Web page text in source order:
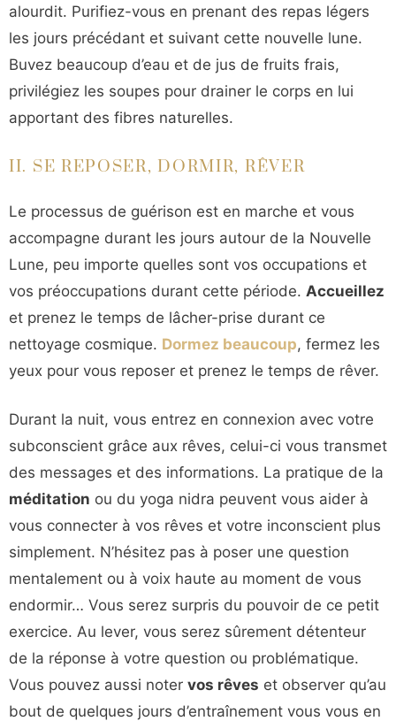
alourdit. Purifiez-vous en prenant des repas légers
les jours précédant et suivant cette nouvelle lune.
Buvez beaucoup d’eau et de jus de fruits frais,
privilégiez les soupes pour drainer le corps en lui
apportant des fibres naturelles.
II. SE REPOSER, DORMIR, RÊVER
Le processus de guérison est en marche et vous
accompagne durant les jours autour de la Nouvelle
Lune, peu importe quelles sont vos occupations et
vos préoccupations durant cette période. Accueillez
et prenez le temps de lâcher-prise durant ce
nettoyage cosmique. Dormez beaucoup, fermez les
yeux pour vous reposer et prenez le temps de rêver.
Durant la nuit, vous entrez en connexion avec votre
subconscient grâce aux rêves, celui-ci vous transmet
des messages et des informations. La pratique de la
méditation ou du yoga nidra peuvent vous aider à
vous connecter à vos rêves et votre inconscient plus
simplement. N’hésitez pas à poser une question
mentalement ou à voix haute au moment de vous
endormir… Vous serez surpris du pouvoir de ce petit
exercice. Au lever, vous serez sûrement détenteur
de la réponse à votre question ou problématique.
Vous pouvez aussi noter vos rêves et observer qu’au
bout de quelques jours d’entraînement vous vous en